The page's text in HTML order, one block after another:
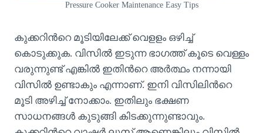
Pressure Cooker Maintenance Easy Tips
കുക്കറിൻറെ മൂടിയിലേക്ക് വെളളം ഒഴിച്ച്
കൊടുക്കുക. വിസിൽ ഇടുന്ന ഭാഗത്ത് കൂടെ വെള്ളം
വരുന്നുണ്ട് എങ്കിൽ ഇതിൻറെ അർത്ഥം നന്നായി
വിസിൽ ഉണ്ടാകും എന്നാണ്. ഇനി വിസിലിൻറെ
മൂടി അഴിച്ച് നോക്കാം. ഇതിലും ഭക്ഷണ
സാധനങ്ങൾ കുടുങ്ങി കിടക്കുന്നുണ്ടാവും.